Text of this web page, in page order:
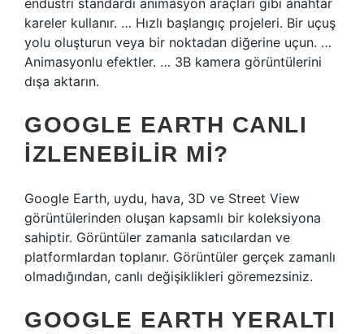
endüstri standardı animasyon araçları gibi anahtar
kareler kullanır. … Hızlı başlangıç ​​projeleri. Bir uçuş
yolu oluşturun veya bir noktadan diğerine uçun. …
Animasyonlu efektler. … 3B kamera görüntülerini
dışa aktarın.
GOOGLE EARTH CANLI
IZLENEBILIR MI?
Google Earth, uydu, hava, 3D ve Street View
görüntülerinden oluşan kapsamlı bir koleksiyona
sahiptir. Görüntüler zamanla satıcılardan ve
platformlardan toplanır. Görüntüler gerçek zamanlı
olmadığından, canlı değişiklikleri göremezsiniz.
GOOGLE EARTH YERALTI